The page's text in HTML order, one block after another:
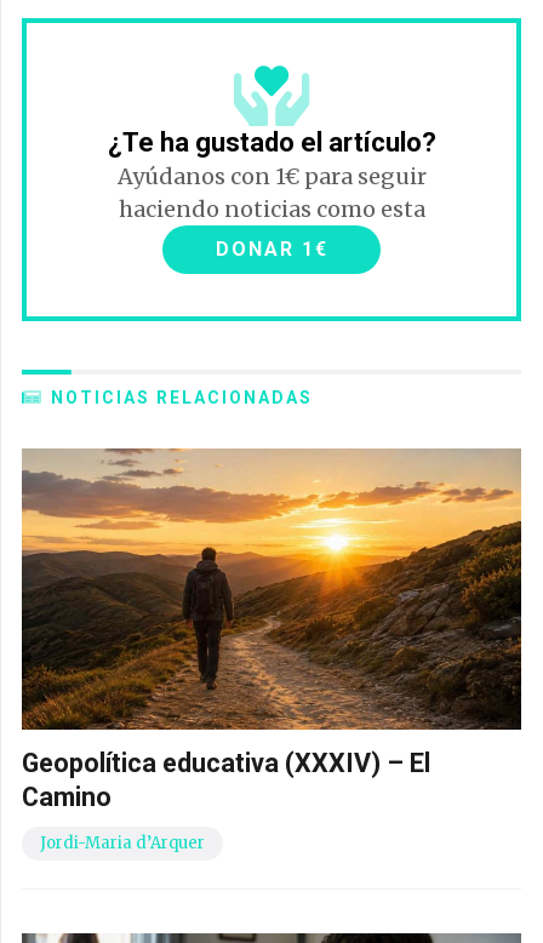
¿Te ha gustado el artículo?
Ayúdanos con 1€ para seguir
haciendo noticias como esta
DONAR 1€
NOTICIAS RELACIONADAS
Geopolítica educativa (XXXIV) – El
Camino
Jordi-Maria d’Arquer